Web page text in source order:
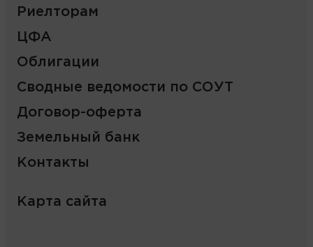
Риелторам
ЦФА
Облигации
Сводные ведомости по СОУТ
Договор-оферта
Земельный банк
Контакты
Карта сайта